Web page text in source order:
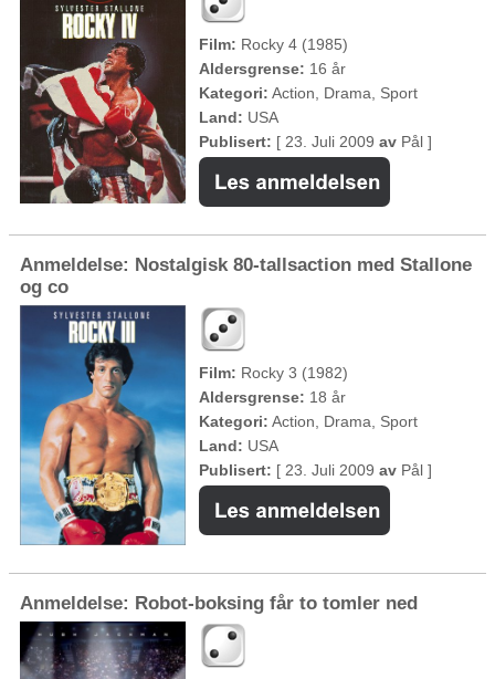
Film: Rocky 4 (1985)
Aldersgrense: 16 år
Kategori: Action, Drama, Sport
Land: USA
Publisert: [ 23. Juli 2009 av Pål ]
Anmeldelse: Nostalgisk 80-tallsaction med Stallone
og co
Film: Rocky 3 (1982)
Aldersgrense: 18 år
Kategori: Action, Drama, Sport
Land: USA
Publisert: [ 23. Juli 2009 av Pål ]
Anmeldelse: Robot-boksing får to tomler ned